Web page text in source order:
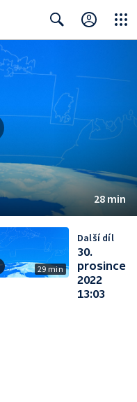
28 min
29 min
Další díl
30.
prosince
2022
13:03